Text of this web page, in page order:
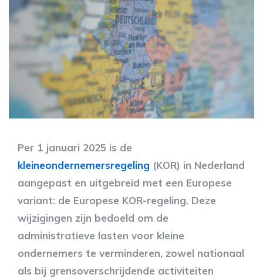
Per 1 januari 2025 is de
kleineondernemersregeling (KOR) in Nederland
aangepast en uitgebreid met een Europese
variant: de Europese KOR-regeling. Deze
wijzigingen zijn bedoeld om de
administratieve lasten voor kleine
ondernemers te verminderen, zowel nationaal
als bij grensoverschrijdende activiteiten